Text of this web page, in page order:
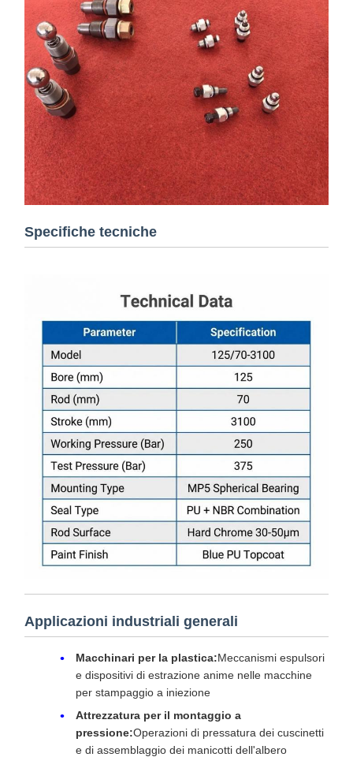
Specifiche tecniche
Applicazioni industriali generali
Macchinari per la plastica:Meccanismi espulsori
e dispositivi di estrazione anime nelle macchine
per stampaggio a iniezione
Attrezzatura per il montaggio a
pressione:Operazioni di pressatura dei cuscinetti
e di assemblaggio dei manicotti dell'albero